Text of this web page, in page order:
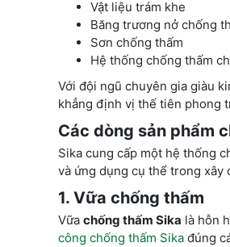
Vật liệu trám khe
Băng trương nở chống
Sơn chống thấm
Hệ thống chống thấm
Với đội ngũ chuyên gia giàu
khẳng định vị thế tiên phong
Các dòng sản phẩm
Sika cung cấp một hệ thống
và ứng dụng cụ thể trong xây
1. Vữa chống thấm
Vữa chống thấm Sika là hỗn
công chống thấm Sika đúng